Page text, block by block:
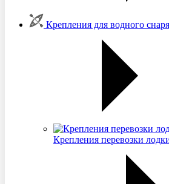
Крепления для водного
Крепления перевозки